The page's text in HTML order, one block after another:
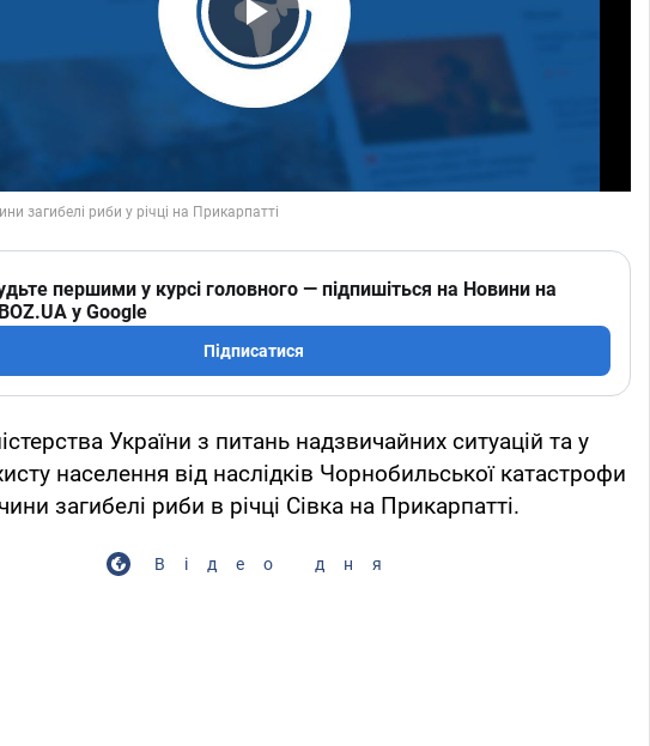
Play Video
першими у курсі головного — підпишіться на Новини на
у Google
Підписатися
України з питань надзвичайних ситуацій та у
населення від наслідків Чорнобильської катастрофи
загибелі риби в річці Сівка на Прикарпатті.
Відео дня